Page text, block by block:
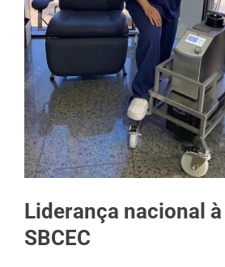
Liderança nacional
SBCEC